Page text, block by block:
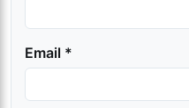
Email *